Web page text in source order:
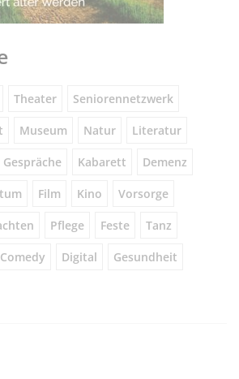
Theater Seniorennetzwerk
Museum Natur Literatur
Gespräche Kabarett Demenz
Film Kino Vorsorge
Pflege Feste Tanz
Comedy Digital Gesundheit